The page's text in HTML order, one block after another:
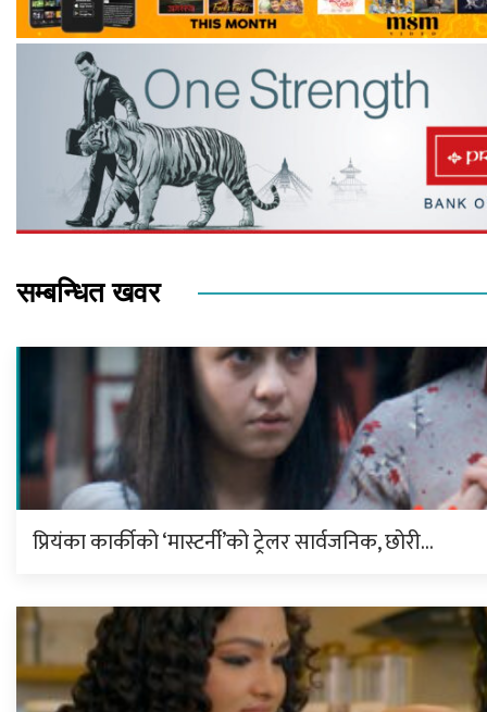
सम्बन्धित खवर
प्रियंका कार्कीको ‘मास्टर्नी’को ट्रेलर सार्वजनिक, छोरी…